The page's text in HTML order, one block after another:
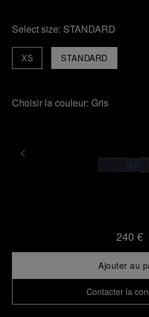
Select size: STANDARD
STANDARD
XS
Choisir la couleur: Gris
240 €
Ajouter au
Contacter la